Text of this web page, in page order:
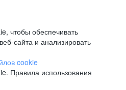
чтобы обеспечивать
сайта и анализировать
cookie
Правила использования